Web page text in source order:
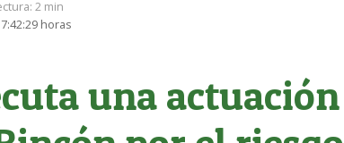
2 min
horas
una actuación